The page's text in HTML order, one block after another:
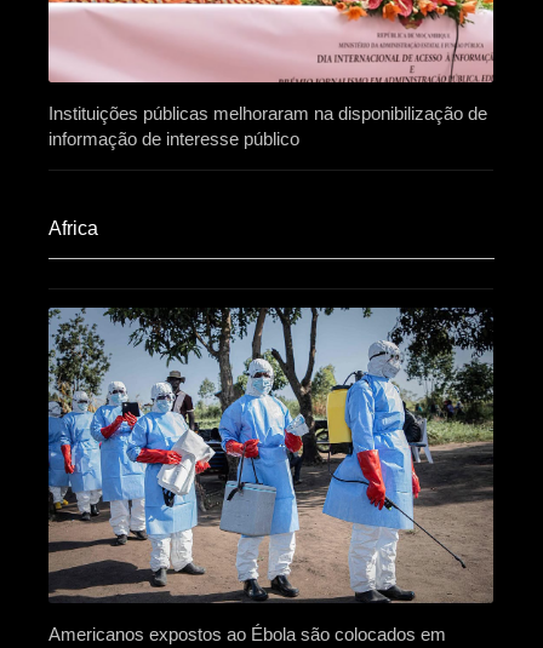
Instituições públicas melhoraram na disponibilização de
informação de interesse público
Africa​
Americanos expostos ao Ébola são colocados em